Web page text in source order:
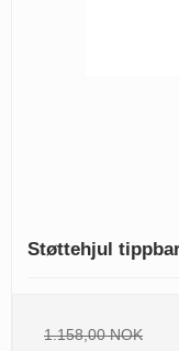
Støttehjul
1.158,00 NOK